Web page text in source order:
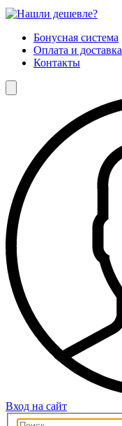
Бонусная система
Оплата и доставка
Контакты
Вход на сайт